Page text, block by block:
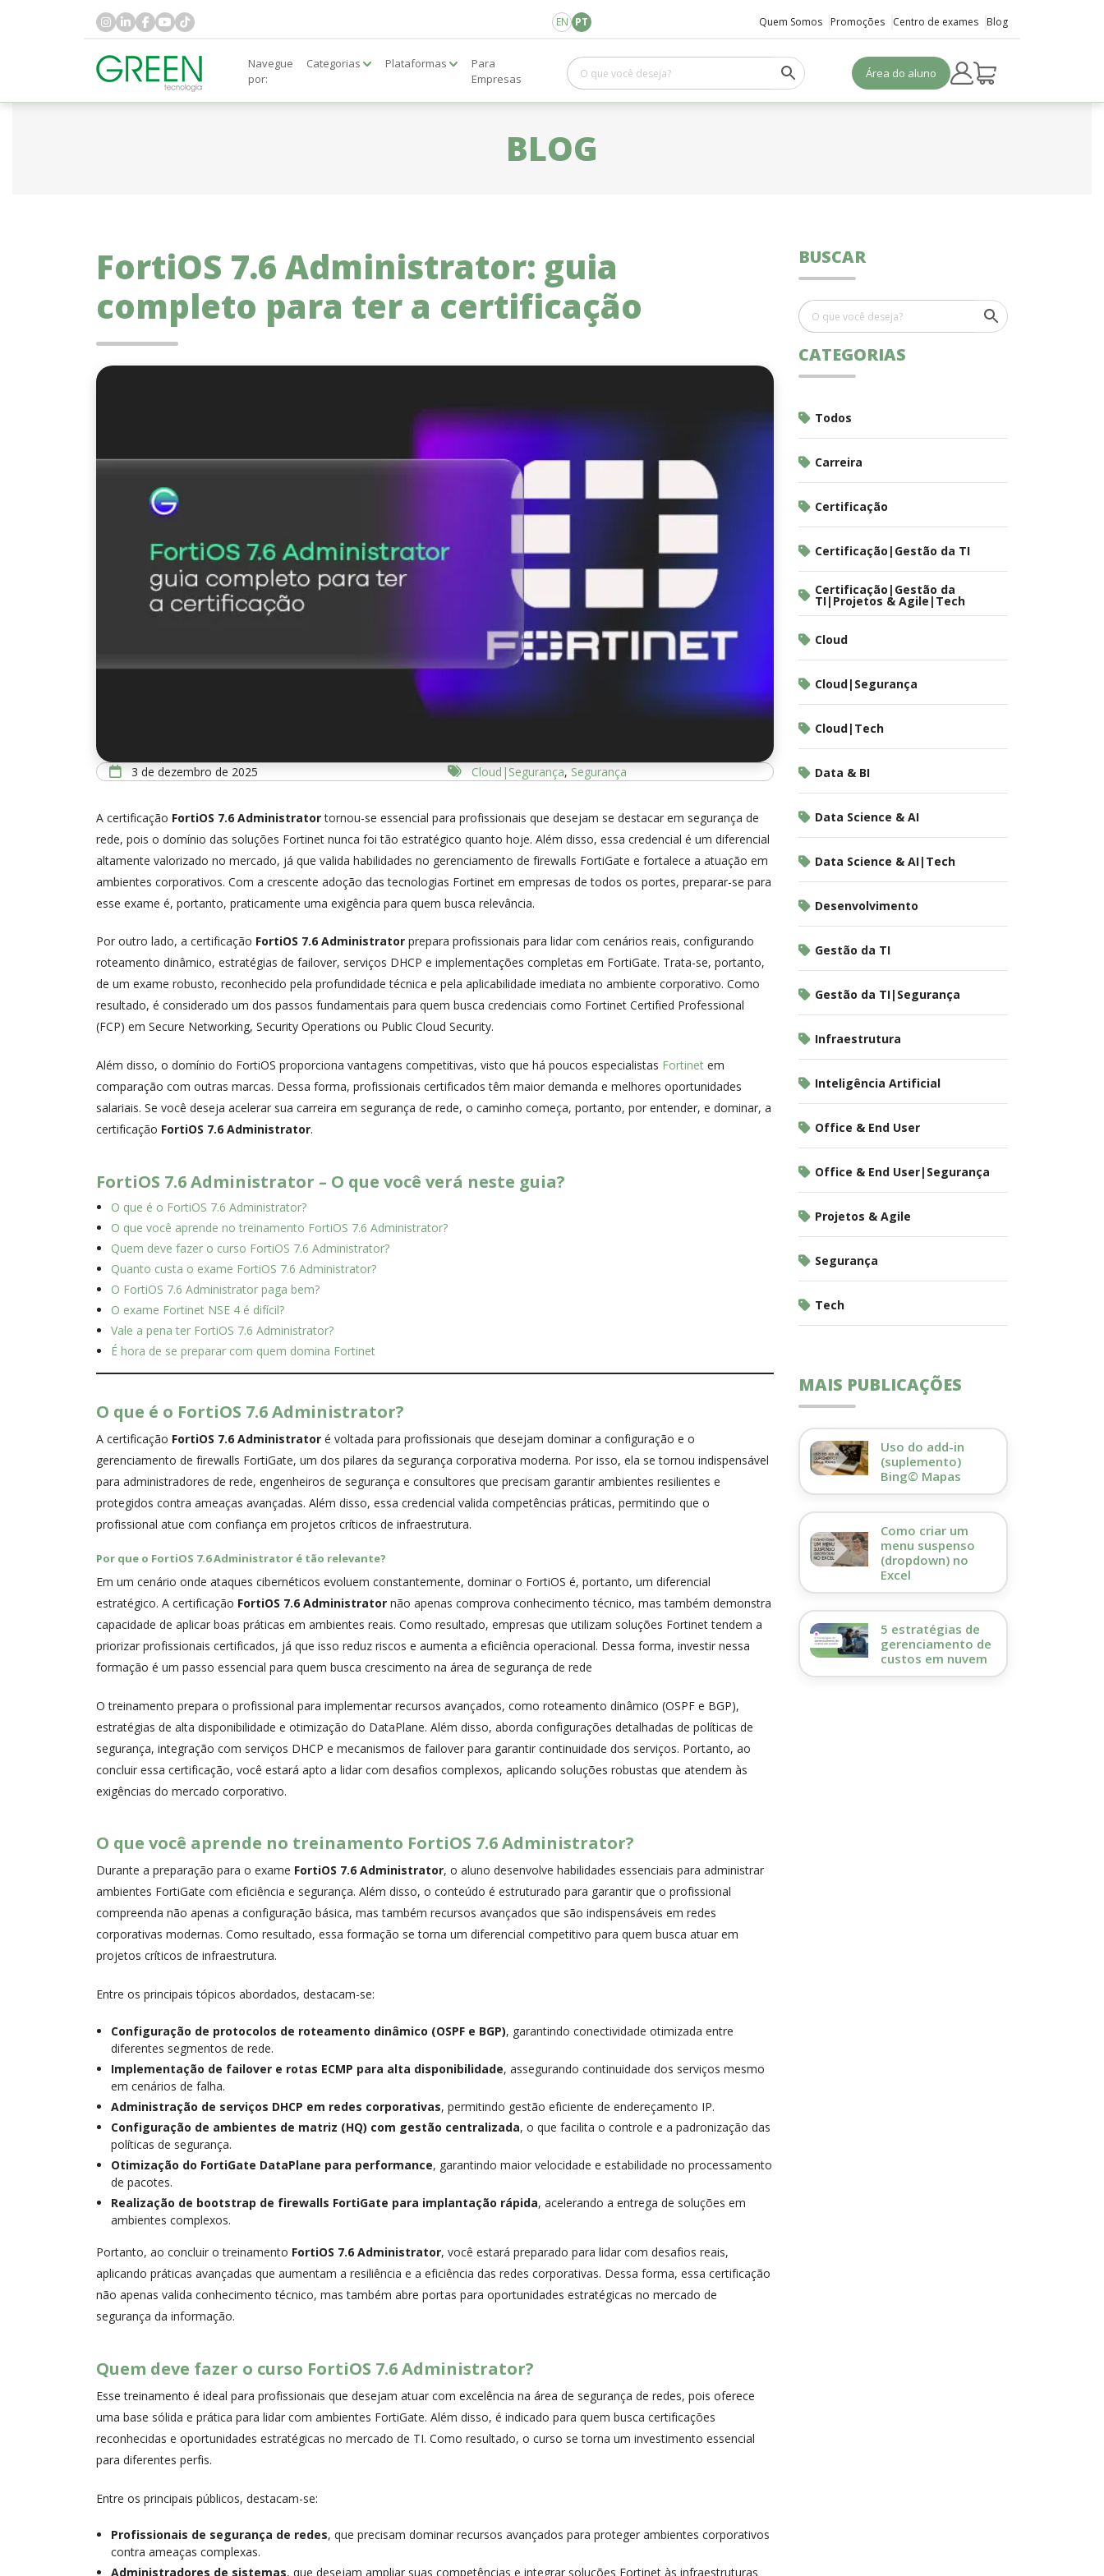
EN PT
Área do aluno
Quem Somos Promoções Centro de exames Blog
Navegue
por:
Categorias Plataformas
Para
Empresas
BLOG
FortiOS 7.6 Administrator: guia
completo para ter a certificação
3 de dezembro de 2025 Cloud|Segurança, Segurança
A certificação FortiOS 7.6 Administratortornou-se essencial para profissionais que desejam se destacar em segurança de
rede, pois o domínio das soluções Fortinet nunca foi tão estratégico quanto hoje. Além disso, essa credencial é um diferencial
altamente valorizado no mercado, já que valida habilidades no gerenciamento de firewalls FortiGate e fortalece a atuação em
ambientes corporativos. Com a crescente adoção das tecnologias Fortinet em empresas de todos os portes, preparar-se para
esse exame é, portanto, praticamente uma exigência para quem busca relevância.
Por outro lado, a certificação FortiOS 7.6 Administrator prepara profissionais para lidar com cenários reais, configurando
roteamento dinâmico, estratégias de failover, serviços DHCP e implementações completas em FortiGate. Trata-se, portanto,
de um exame robusto, reconhecido pela profundidade técnica e pela aplicabilidade imediata no ambiente corporativo. Como
resultado, é considerado um dos passos fundamentais para quem busca credenciais como Fortinet Certified Professional
(FCP) em Secure Networking, Security Operations ou Public Cloud Security.
Além disso, o domínio do FortiOS proporciona vantagens competitivas, visto que há poucos especialistas Fortinet em
comparação com outras marcas. Dessa forma, profissionais certificados têm maior demanda e melhores oportunidades
salariais. Se você deseja acelerar sua carreira em segurança de rede, o caminho começa, portanto, por entender, e dominar, a
certificação FortiOS 7.6 Administrator.
FortiOS 7.6 Administrator – O que você verá neste guia?
O que é o FortiOS 7.6 Administrator?
O que você aprende no treinamento FortiOS 7.6 Administrator?
Quem deve fazer o curso FortiOS 7.6 Administrator?
Quanto custa o exame FortiOS 7.6 Administrator?
O FortiOS 7.6 Administrator paga bem?
O exame Fortinet NSE 4 é difícil?
Vale a pena ter FortiOS 7.6 Administrator?
É hora de se preparar com quem domina Fortinet
O que é o FortiOS 7.6 Administrator?
A certificação FortiOS 7.6 Administrator é voltada para profissionais que desejam dominar a configuração e o
gerenciamento de firewalls FortiGate, um dos pilares da segurança corporativa moderna. Por isso, ela se tornou indispensável
para administradores de rede, engenheiros de segurança e consultores que precisam garantir ambientes resilientes e
protegidos contra ameaças avançadas. Além disso, essa credencial valida competências práticas, permitindo que o
profissional atue com confiança em projetos críticos de infraestrutura.
Por que o FortiOS 7.6 Administrator é tão relevante?
Em um cenário onde ataques cibernéticos evoluem constantemente, dominar o FortiOS é, portanto, um diferencial
estratégico. A certificação FortiOS 7.6 Administrator não apenas comprova conhecimento técnico, mas também demonstra
capacidade de aplicar boas práticas em ambientes reais. Como resultado, empresas que utilizam soluções Fortinet tendem a
priorizar profissionais certificados, já que isso reduz riscos e aumenta a eficiência operacional. Dessa forma, investir nessa
formação é um passo essencial para quem busca crescimento na área de segurança de rede
O treinamento prepara o profissional para implementar recursos avançados, como roteamento dinâmico (OSPF e BGP),
estratégias de alta disponibilidade e otimização do DataPlane. Além disso, aborda configurações detalhadas de políticas de
segurança, integração com serviços DHCP e mecanismos de failover para garantir continuidade dos serviços. Portanto, ao
concluir essa certificação, você estará apto a lidar com desafios complexos, aplicando soluções robustas que atendem às
exigências do mercado corporativo.
O que você aprende no treinamento FortiOS 7.6 Administrator?
Durante a preparação para o exame FortiOS 7.6 Administrator, o aluno desenvolve habilidades essenciais para administrar
ambientes FortiGate com eficiência e segurança. Além disso, o conteúdo é estruturado para garantir que o profissional
compreenda não apenas a configuração básica, mas também recursos avançados que são indispensáveis em redes
corporativas modernas. Como resultado, essa formação se torna um diferencial competitivo para quem busca atuar em
projetos críticos de infraestrutura.
Entre os principais tópicos abordados, destacam-se:
Configuração de protocolos de roteamento dinâmico (OSPF e BGP), garantindo conectividade otimizada entre
diferentes segmentos de rede.
Implementação de failover e rotas ECMP para alta disponibilidade, assegurando continuidade dos serviços mesmo
em cenários de falha.
Administração de serviços DHCP em redes corporativas, permitindo gestão eficiente de endereçamento IP.
Configuração de ambientes de matriz (HQ) com gestão centralizada, o que facilita o controle e a padronização das
políticas de segurança.
Otimização do FortiGate DataPlane para performance, garantindo maior velocidade e estabilidade no processamento
de pacotes.
Realização de bootstrap de firewalls FortiGate para implantação rápida, acelerando a entrega de soluções em
ambientes complexos.
Portanto, ao concluir o treinamento FortiOS 7.6 Administrator, você estará preparado para lidar com desafios reais,
aplicando práticas avançadas que aumentam a resiliência e a eficiência das redes corporativas. Dessa forma, essa certificação
não apenas valida conhecimento técnico, mas também abre portas para oportunidades estratégicas no mercado de
segurança da informação.
Quem deve fazer o curso FortiOS 7.6 Administrator?
Esse treinamento é ideal para profissionais que desejam atuar com excelência na área de segurança de redes, pois oferece
uma base sólida e prática para lidar com ambientes FortiGate. Além disso, é indicado para quem busca certificações
reconhecidas e oportunidades estratégicas no mercado de TI. Como resultado, o curso se torna um investimento essencial
para diferentes perfis.
Entre os principais públicos, destacam-se:
Profissionais de segurança de redes, que precisam dominar recursos avançados para proteger ambientes corporativos
contra ameaças complexas.
Administradores de sistemas, que desejam ampliar suas competências e integrar soluções Fortinet às infraestruturas
BUSCAR
CATEGORIAS
Todos
Carreira
Certificação
Certificação|Gestão da TI
Certificação|Gestão da
TI|Projetos & Agile|Tech
Cloud
Cloud|Segurança
Cloud|Tech
Data & BI
Data Science & AI
Data Science & AI|Tech
Desenvolvimento
Gestão da TI
Gestão da TI|Segurança
Infraestrutura
Inteligência Artificial
Office & End User
Office & End User|Segurança
Projetos & Agile
Segurança
Tech
MAIS PUBLICAÇÕES
Uso do add-in
(suplemento)
Bing© Mapas
Como criar um
menu suspenso
(dropdown) no
Excel
5 estratégias de
gerenciamento de
custos em nuvem